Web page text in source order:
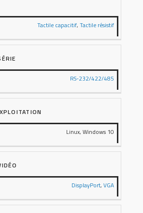
Tactile capacitif,Tactile résistif
RS-232/422/485
Linux, Windows 10
DisplayPort,VGA